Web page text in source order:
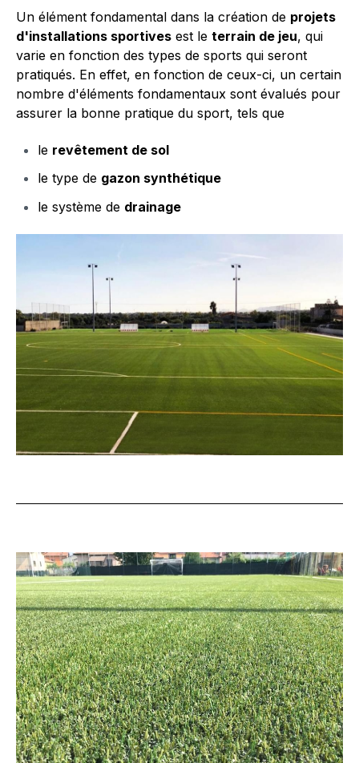
Un élément fondamental dans la création de projets
d'installations sportives est le terrain de jeu, qui
varie en fonction des types de sports qui seront
pratiqués. En effet, en fonction de ceux-ci, un certain
nombre d'éléments fondamentaux sont évalués pour
assurer la bonne pratique du sport, tels que
le revêtement de sol
le type de gazon synthétique
le système de drainage